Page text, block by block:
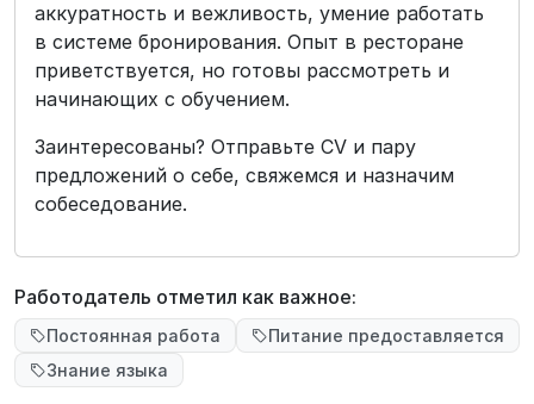
аккуратность и вежливость, умение работать
в системе бронирования. Опыт в ресторане
приветствуется, но готовы рассмотреть и
начинающих с обучением.
Заинтересованы? Отправьте CV и пару
предложений о себе, свяжемся и назначим
собеседование.
Работодатель отметил как важное:
Постоянная работа
Питание предоставляется
Знание языка